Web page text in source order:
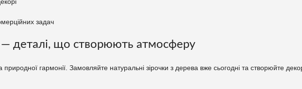
задач
— деталі, що створюють атмосферу
гармонії. Замовляйте натуральні зірочки з дерева вже сьогодні та створюйте